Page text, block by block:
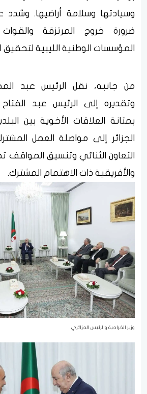
وسيادتها وسلامة أراضيها.
ضرورة خروج المرتزقة
المؤسسات الوطنية الليبية لتحقيق
من جانبه، نقل الرئيس عبد
وتقديره إلى الرئيس عبد
بمتانة العلاقات الأخوية بين
الجزائر إلى مواصلة العمل
التعاون الثنائي وتنسيق المواقف
والأفريقية ذات الاهتمام المشترك.
وزير الخراجية والرئيس الجزائري